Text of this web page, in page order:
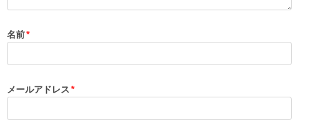
名前*
メールアドレス *